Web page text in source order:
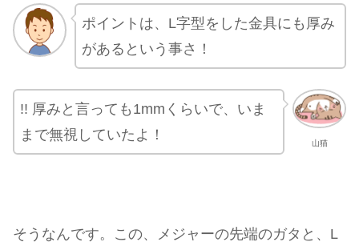
ポイントは、L字型をした金具にも厚み
があるという事さ！
山猫
!! 厚みと言っても1mmくらいで、いま
まで無視していたよ！
そうなんです。この、メジャーの先端のガタと、L